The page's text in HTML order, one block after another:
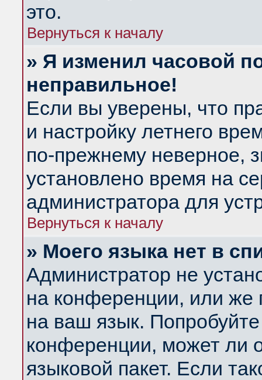
это.
Вернуться к началу
» Я изменил часовой
неправильное!
Если вы уверены, что
и настройку летнего
по-прежнему неверное,
установлено время на
администратора для
Вернуться к началу
» Моего языка нет в
Администратор не
на конференции, или же
на ваш язык.
конференции, может ли
языковой пакет. Если